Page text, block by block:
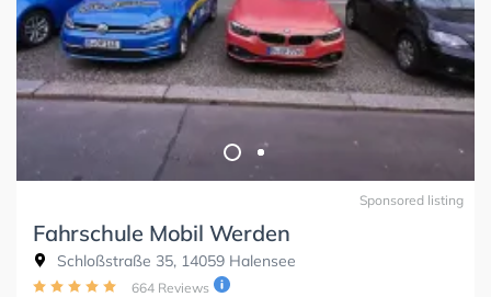
Sponsored listing
Fahrschule Mobil Werden
Schloßstraße 35, 14059 Halensee
664 Reviews